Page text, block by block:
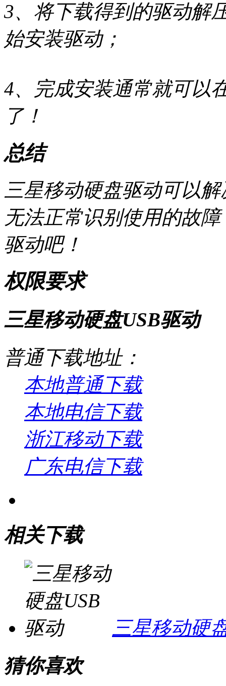
3、将下载得到的驱动解
始安装驱动；
4、完成安装通常就可以
了！
总结
三星移动硬盘驱动可以
无法正常识别使用的故
驱动吧！
权限要求
三星移动硬盘USB驱动
普通下载地址：
本地普通下载
本地电信下载
浙江移动下载
广东电信下载
相关下载
三星移动硬
猜你喜欢